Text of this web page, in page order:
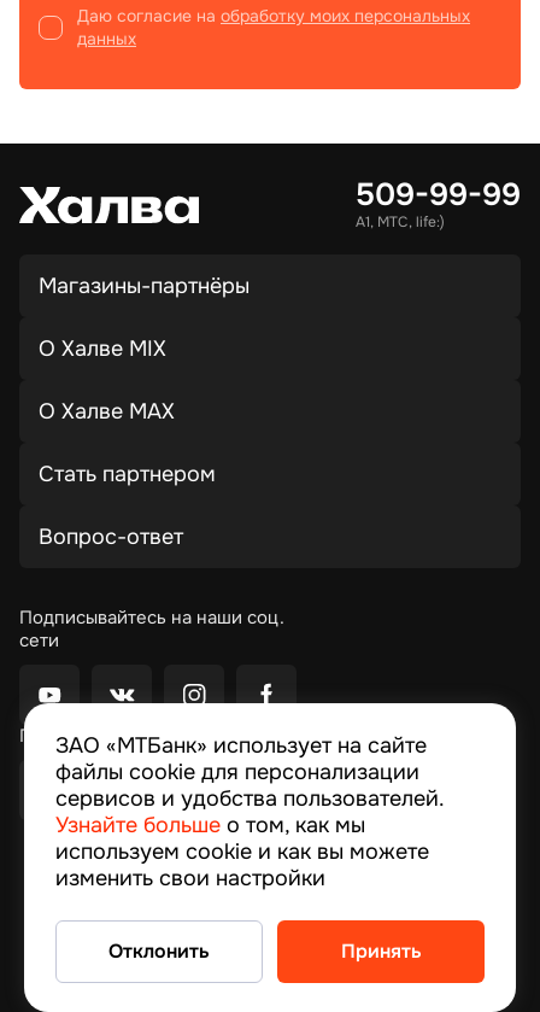
ЗАО «МТБанк» использует на сайте
файлы cookie для персонализации
сервисов и удобства пользователей.
Узнайте больше о том, как мы
используем cookie и как вы можете
изменить свои настройки
Принять
Отклонить
Даю согласие на обработку моих персональных
данных
509-99-99
А1, МТС, life:)
Магазины-партнёры
О Халве MIX
О Халве MAX
Стать партнером
Вопрос-ответ
© 1994–2024 ЗАО “МТБанк”, улица Толстого,10,
Минск, Республика Беларусь Лицензия на
осуществление банковской деятельности № 13
выдана 09.02.2024
© 2026, MTBank
Подписывайтесь на наши соц.
сети
Приложение Moby